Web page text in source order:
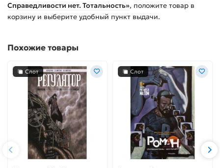
Справедливости нет. Тотальность», положите товар в
корзину и выберите удобный пункт выдачи.
Похожие товары
Слот Слот